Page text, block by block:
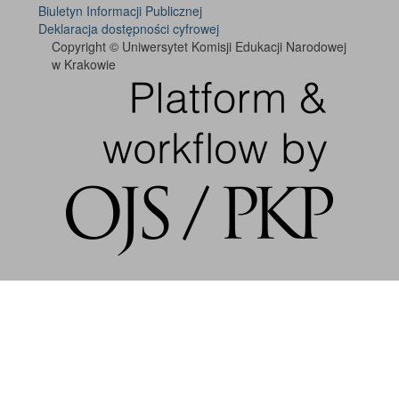
Biuletyn Informacji Publicznej
Deklaracja dostępności cyfrowej
Copyright © Uniwersytet Komisji Edukacji Narodowej
w Krakowie